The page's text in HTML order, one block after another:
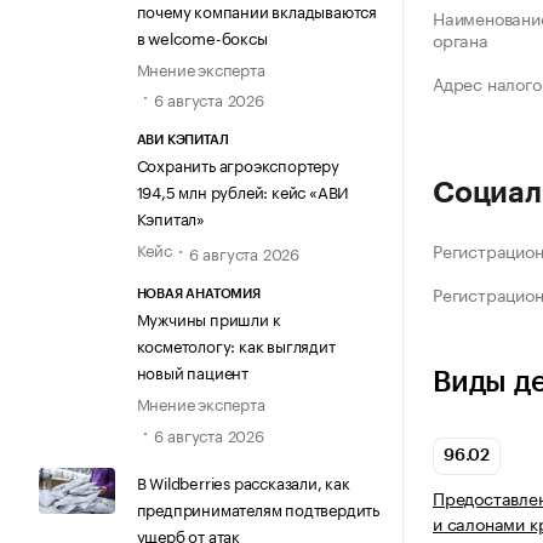
почему компании вкладываются
в welcome-боксы
Мнение эксперта
6 августа 2026
АВИ КЭПИТАЛ
Сохранить агроэкспортеру
194,5 млн рублей: кейс «АВИ
Кэпитал»
Кейс
6 августа 2026
НОВАЯ АНАТОМИЯ
Мужчины пришли к
косметологу: как выглядит
новый пациент
Мнение эксперта
6 августа 2026
В Wildberries рассказали, как
предпринимателям подтвердить
ущерб от атак
органа
Адрес
Виды
96.02
и салонами